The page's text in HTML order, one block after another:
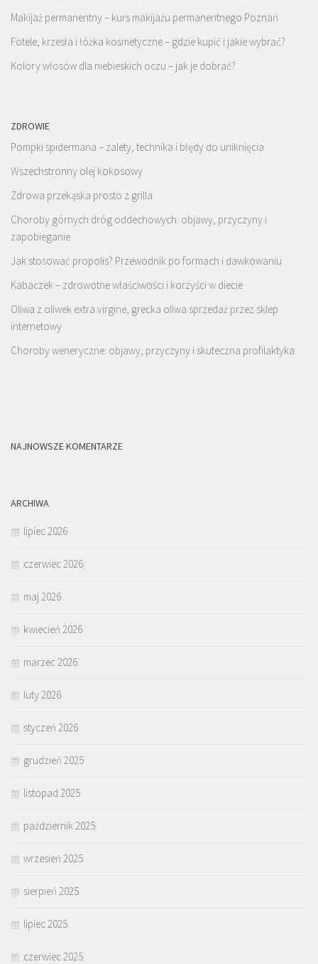
Makijaż permanentny – kurs makijażu permanentnego Poznań
Fotele, krzesła i łóżka kosmetyczne – gdzie kupić i jakie wybrać?
Kolory włosów dla niebieskich oczu – jak je dobrać?
ZDROWIE
Pompki spidermana – zalety, technika i błędy do uniknięcia
Wszechstronny olej kokosowy
Zdrowa przekąska prosto z grilla
Choroby górnych dróg oddechowych: objawy, przyczyny i
zapobieganie
Jak stosować propolis? Przewodnik po formach i dawkowaniu
Kabaczek – zdrowotne właściwości i korzyści w diecie
Oliwa z oliwek extra virgine, grecka oliwa sprzedaż przez sklep
internetowy
Choroby weneryczne: objawy, przyczyny i skuteczna profilaktyka
NAJNOWSZE KOMENTARZE
ARCHIWA
lipiec 2026
czerwiec 2026
maj 2026
kwiecień 2026
marzec 2026
luty 2026
styczeń 2026
grudzień 2025
listopad 2025
październik 2025
wrzesień 2025
sierpień 2025
lipiec 2025
czerwiec 2025